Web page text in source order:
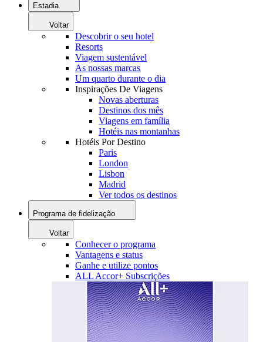
Estadia
Voltar
Descobrir o seu hotel
Resorts
Viagem sustentável
As nossas marcas
Um quarto durante o dia
Inspirações De Viagens
Novas aberturas
Destinos dos mês
Viagens em família
Hotéis nas montanhas
Hotéis Por Destino
Paris
London
Lisbon
Madrid
Ver todos os destinos
Programa de fidelização
Voltar
Conhecer o programa
Vantagens e status
Ganhe e utilize pontos
ALL Accor+ Subscrições